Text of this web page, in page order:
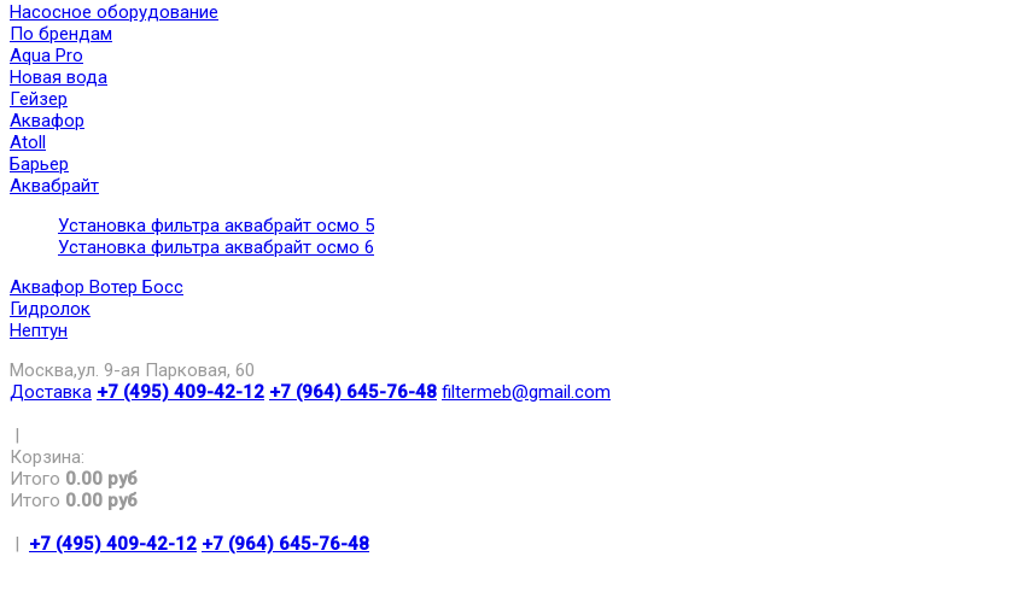
Насосное оборудование
По брендам
Aqua Pro
Новая вода
Гейзер
Аквафор
Atoll
Барьер
Аквабрайт
Установка фильтра аквабрайт осмо 5
Установка фильтра аквабрайт осмо 6
Аквафор Вотер Босс
Гидролок
Нептун
Москва,ул. 9-ая Парковая, 60
Доставка +7 (495) 409-42-12 +7 (964) 645-76-48 filtermeb@gmail.com
|
Корзина:
Итого 0.00 руб
Итого 0.00 руб
| +7 (495) 409-42-12 +7 (964) 645-76-48